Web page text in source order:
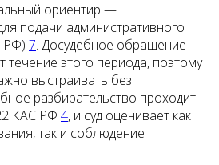
ориентир —
подачи административного
РФ) 7. Досудебное обращение
течение этого периода, поэтому
выстраивать без
разбирательство проходит
КАС РФ 4, и суд оценивает как
так и соблюдение